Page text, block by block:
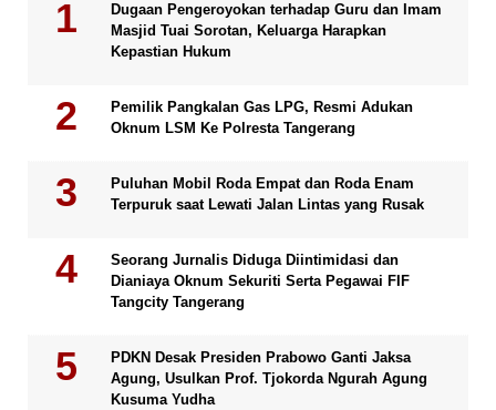
Dugaan Pengeroyokan terhadap Guru dan Imam
Masjid Tuai Sorotan, Keluarga Harapkan
Kepastian Hukum
Pemilik Pangkalan Gas LPG, Resmi Adukan
Oknum LSM Ke Polresta Tangerang
Puluhan Mobil Roda Empat dan Roda Enam
Terpuruk saat Lewati Jalan Lintas yang Rusak
Seorang Jurnalis Diduga Diintimidasi dan
Dianiaya Oknum Sekuriti Serta Pegawai FIF
Tangcity Tangerang
PDKN Desak Presiden Prabowo Ganti Jaksa
Agung, Usulkan Prof. Tjokorda Ngurah Agung
Kusuma Yudha